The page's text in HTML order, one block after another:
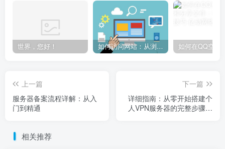
世界，您好！ 如何访问网站：从浏览器输入到页面加载的完整步骤详解
上一篇
服务器备案流程详解：从入
门到精通
下一篇
详细指南：从零开始搭建个
人VPN服务器的完整步骤与
相关推荐